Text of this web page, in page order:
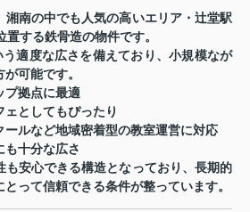
湘南の中でも人気の高いエリア・辻堂駅
する鉄骨造の物件です。
適度な広さを備えており、小規模なが
可能です。
プ拠点に最適
としてもぴったり
ルなど地域密着型の教室運営に対応
も十分な広さ
も安心できる構造となっており、長期的
って信頼できる条件が整っています。